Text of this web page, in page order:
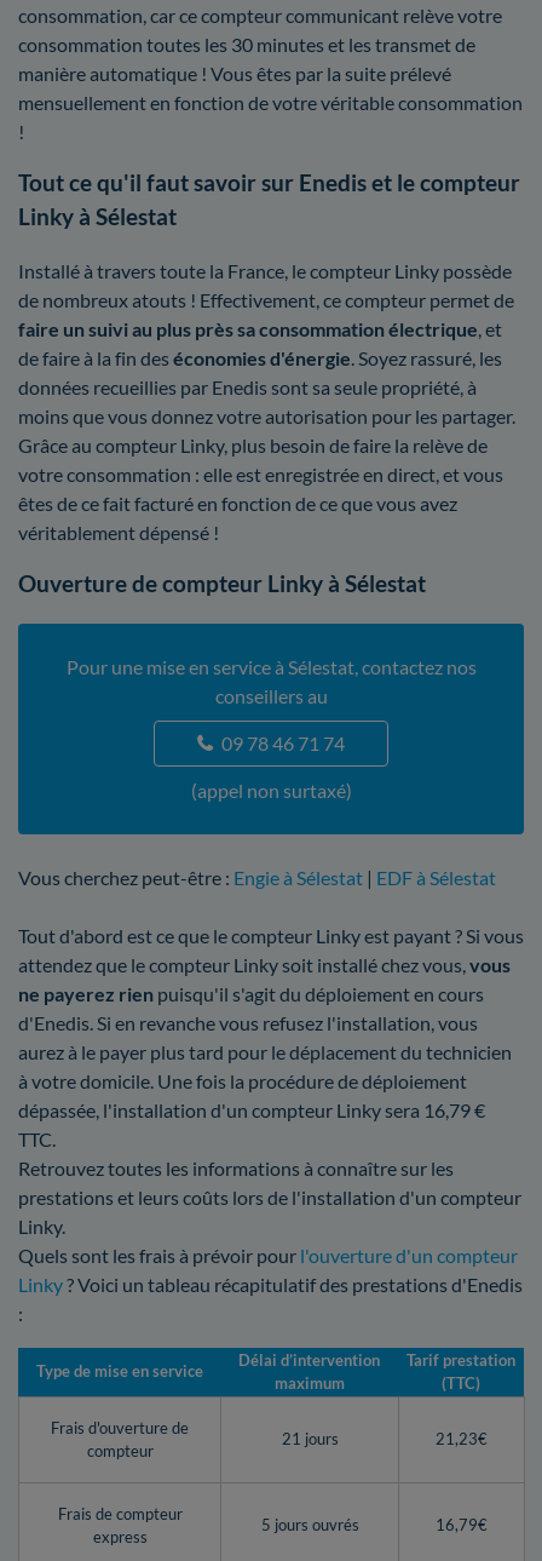
consommation, car ce compteur communicant relève votre
consommation toutes les 30 minutes et les transmet de
manière automatique ! Vous êtes par la suite prélevé
mensuellement en fonction de votre véritable consommation
!
Tout ce qu'il faut savoir sur Enedis et le compteur
Linky à Sélestat
Installé à travers toute la France, le compteur Linky possède
de nombreux atouts ! Effectivement, ce compteur permet de
faire un suivi au plus près sa consommation électrique , et
de faire à la fin des économies d'énergie . Soyez rassuré, les
données recueillies par Enedis sont sa seule propriété, à
moins que vous donnez votre autorisation pour les partager.
Grâce au compteur Linky, plus besoin de faire la relève de
votre consommation : elle est enregistrée en direct, et vous
êtes de ce fait facturé en fonction de ce que vous avez
véritablement dépensé !
Ouverture de compteur Linky à Sélestat
Pour une mise en service à Sélestat, contactez nos
conseillers au
09 78 46 71 74
(appel non surtaxé)
Vous cherchez peut-être : Engie à Sélestat | EDF à Sélestat
Tout d'abord est ce que le compteur Linky est payant ? Si vous
attendez que le compteur Linky soit installé chez vous,vous
ne payerez rien puisqu'il s'agit du déploiement en cours
d'Enedis. Si en revanche vous refusez l'installation, vous
aurez à le payer plus tard pour le déplacement du technicien
à votre domicile. Une fois la procédure de déploiement
dépassée, l'installation d'un compteur Linky sera 16,79 €
TTC.
Retrouvez toutes les informations à connaître sur les
prestations et leurs coûts lors de l'installation d'un compteur
Linky.
Quels sont les frais à prévoir pour l'ouverture d'un compteur
Linky? Voici un tableau récapitulatif des prestations d'Enedis
:
Type de mise en service
Délai d’intervention
maximum
Tarif prestation
(TTC)
Frais d'ouverture de
compteur
21 jours 21,23€
Frais de compteur
express
5 jours ouvrés 16,79€